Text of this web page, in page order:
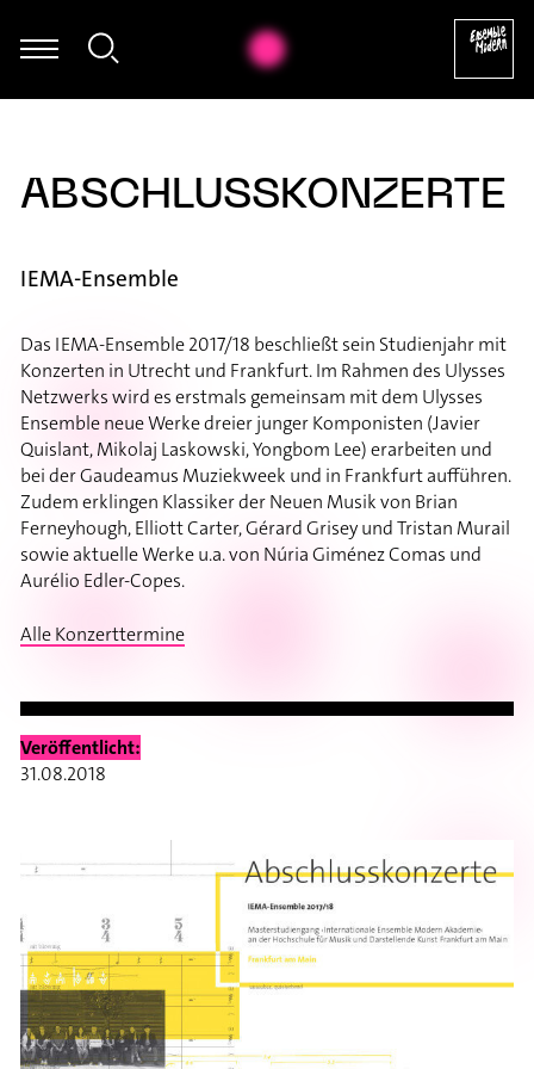
Dierksen - Folke Rabe: Basta für Posaune solo (1982) [excerpt]
ABSCHLUSSKONZERTE
IEMA-Ensemble
Veröffentlicht:
31.08.2018
Das IEMA-Ensemble 2017/18 beschließt sein Studienjahr mit
Konzerten in Utrecht und Frankfurt. Im Rahmen des Ulysses
Netzwerks wird es erstmals gemeinsam mit dem Ulysses
Ensemble neue Werke dreier junger Komponisten (Javier
Quislant, Mikolaj Laskowski, Yongbom Lee) erarbeiten und
bei der Gaudeamus Muziekweek und in Frankfurt aufführen.
Zudem erklingen Klassiker der Neuen Musik von Brian
Ferneyhough, Elliott Carter, Gérard Grisey und Tristan Murail
sowie aktuelle Werke u.a. von Núria Giménez Comas und
Aurélio Edler-Copes.
Alle Konzerttermine